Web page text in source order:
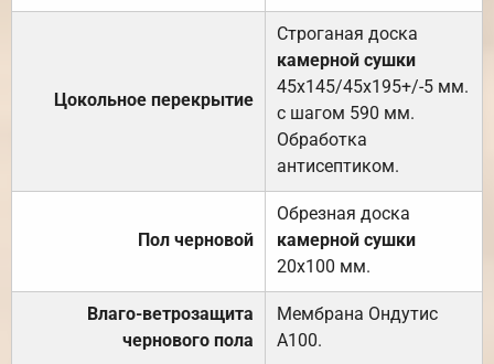
Цокольное перекрытие
Строганая доска
камерной сушки
45х145/45х195+/-5 мм.
с шагом 590 мм.
Обработка
антисептиком.
Пол черновой
Обрезная доска
камерной сушки
20х100 мм.
Влаго-ветрозащита
чернового пола
Мембрана Ондутис
А100.